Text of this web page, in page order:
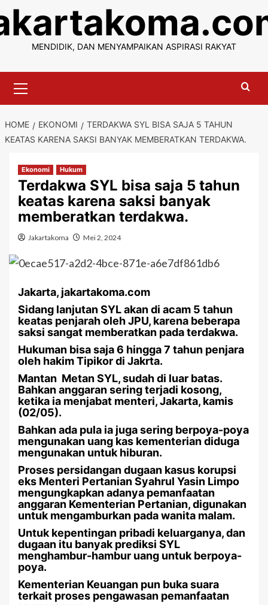
content
MENDIDIK, DAN MENYAMPAIKAN ASPIRASI RAKYAT
Menu
HOME EKONOMI
TERDAKWA SYL BISA SAJA 5 TAHUN
KEATAS KARENA SAKSI BANYAK MEMBERATKAN TERDAKWA.
Ekonomi Hukum
Terdakwa SYL bisa saja 5 tahun
keatas karena saksi banyak
memberatkan terdakwa.
Jakartakoma Mei 2, 2024
Jakarta, jakartakoma.com
Sidang lanjutan SYL akan di acam 5 tahun
keatas penjarah oleh JPU, karena beberapa
saksi sangat memberatkan pada terdakwa.
Hukuman bisa saja 6 hingga 7 tahun penjara
oleh hakim Tipikor di Jakrta.
Mantan Metan SYL, sudah di luar batas.
Bahkan anggaran sering terjadi kosong,
ketika ia menjabat menteri, Jakarta, kamis
(02/05).
Bahkan ada pula ia juga sering berpoya-poya
mengunakan uang kas kementerian diduga
mengunakan untuk hiburan.
Proses persidangan dugaan kasus korupsi
eks Menteri Pertanian Syahrul Yasin Limpo
mengungkapkan adanya pemanfaatan
anggaran Kementerian Pertanian, digunakan
untuk mengamburkan pada wanita malam.
Untuk kepentingan pribadi keluarganya, dan
dugaan itu banyak prediksi SYL
menghambur-hambur uang untuk berpoya-
poya.
Kementerian Keuangan pun buka suara
terkait proses pengawasan pemanfaatan